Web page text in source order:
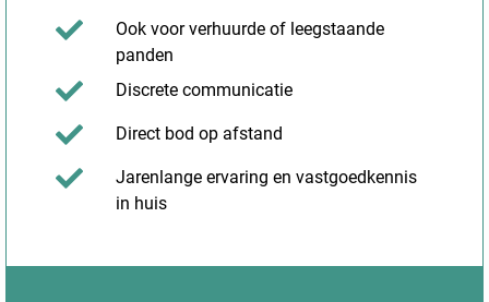
Ook voor verhuurde of leegstaande
panden
Discrete communicatie
Direct bod op afstand
Jarenlange ervaring en vastgoedkennis
in huis